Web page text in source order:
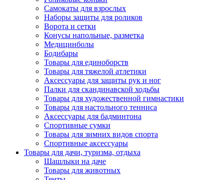
Самокаты для взрослых
Наборы защиты для роликов
Ворота и сетки
Конусы напольные, разметка
Медицинболы
Бодибары
Товары для единоборств
Товары для тяжелой атлетики
Аксессуары для защиты рук и ног
Палки для скандинавской ходьбы
Товары для художественной гимнастики
Товары для настольного тенниса
Аксессуары для бадминтона
Спортивные сумки
Товары для зимних видов спорта
Спортивные аксессуары
Товары для дачи, туризма, отдыха
Шашлыки на даче
Товары для животных